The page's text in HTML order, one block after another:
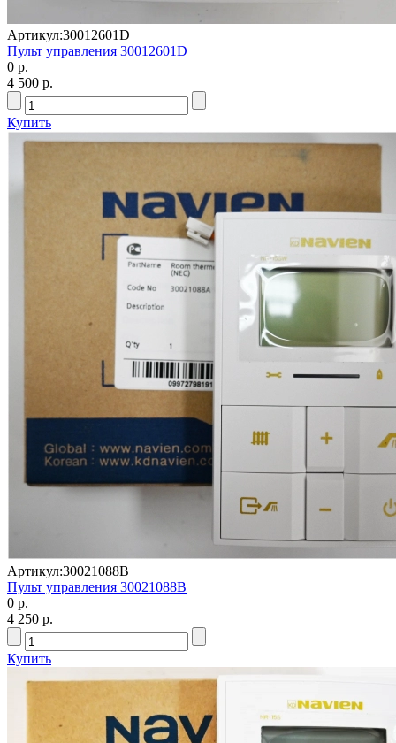
Артикул:30012601D
Пульт управления 30012601D
0 р.
4 500 р.
Купить
Артикул:30021088В
Пульт управления 30021088В
0 р.
4 250 р.
Купить